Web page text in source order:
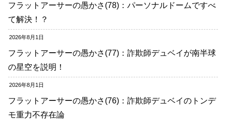
フラットアーサーの愚かさ(78)：パーソナルドームですべ
て解決！？
2026年8月1日
フラットアーサーの愚かさ(77)：詐欺師デュベイが南半球
の星空を説明！
2026年8月1日
フラットアーサーの愚かさ(76)：詐欺師デュベイのトンデ
モ重力不存在論